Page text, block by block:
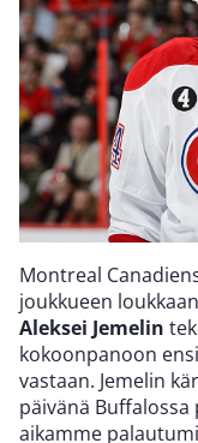
Montreal
joukkueen
Aleksei Jemelin
kokoonpanoon
vastaan. Jemelin
päivänä
aikamme